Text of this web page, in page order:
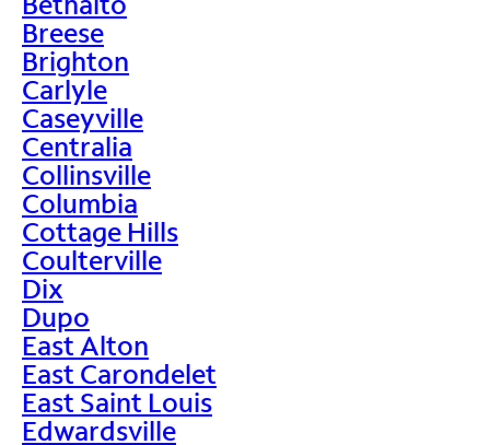
Breese
Brighton
Carlyle
Caseyville
Centralia
Collinsville
Columbia
Cottage Hills
Coulterville
Dix
Dupo
East Alton
East Carondelet
East Saint Louis
Edwardsville